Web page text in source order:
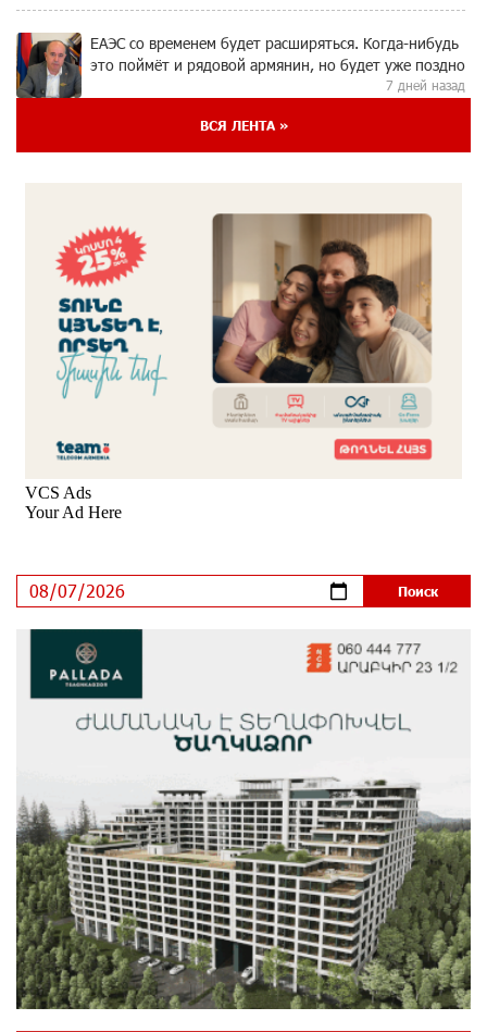
ЕАЭС со временем будет расширяться. Когда-нибудь
это поймёт и рядовой армянин, но будет уже поздно
7 дней назад
Если Израиль использует тему Геноцида армян
7 дней назад
ВТБ (Армения): вклад «Стабильный» — до 10%
годовых и оформление в мобильном приложении
7 дней назад
Платформа Rate.Trading на Seaside Startup Summit:
IDBank представил инновационное решение
Состоялось открытие Khachaturian Rooftop при
поддержке IDBank
Пашинян ты упустил свой шанс уйти спокойно.
Аршак Карапетян
9 дней назад
Обновленный Центр продаж и обслуживания Ucom
открылся по адресу ул. Шаумяна, 24/2 в Арарате
Никогда Нагорный Карабах не был в составе
независимого Азербайджана. Аршак Карапетян
10 дней назад
Бывший премьер-министр Словакии обратился к
президенту страны с просьбой содействовать
освобождению армянских заключенных,
осужденных в Азербайджане
ВСЯ ЛЕНТА »